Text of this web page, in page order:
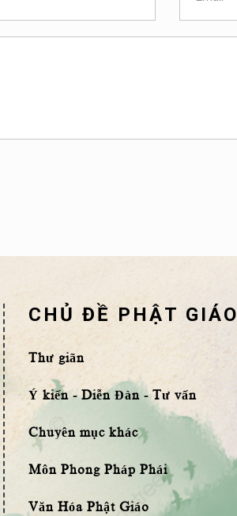
CHỦ ĐỀ PHẬT GIÁO
Thư giãn
Ý kiến - Diễn Đàn - Tư vấn
Chuyên mục khác
Môn Phong Pháp Phái
Văn Hóa Phật Giáo